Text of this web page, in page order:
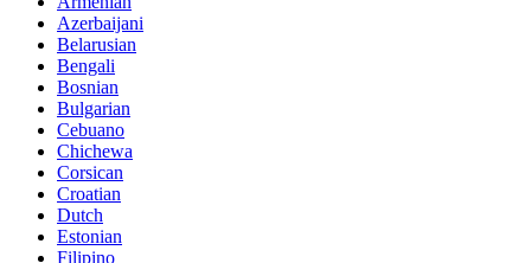
Azerbaijani
Belarusian
Bengali
Bosnian
Bulgarian
Cebuano
Chichewa
Corsican
Croatian
Dutch
Estonian
Filipino